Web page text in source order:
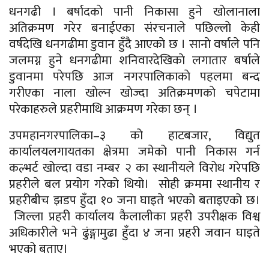
धनगढी । बर्षादकाे पानी निकासा हुने खाेलानाला
अतिक्रमण गरेर बनाईएका संरचनाले पछिल्लाे केही
वर्षदेखि धनगढीमा डुवान हुँदै आएकाे छ । सानाे वर्षाले पनि
जलमग्न हुने धनगढीमा शनिवारदेखिकाे लगातार बर्षाले
डुवानमा परेपछि आज नगरपालिकाकाे पहलमा बन्द
गरीएका नाला खाेल्न खाेज्दा अतिक्रमणकाे चपेटामा
परेकाहरुले प्रहरीमाथि आक्रमण गरेका छन् ।
उपमहानगरपालिका–३ को हाटबजार, विद्युत
कार्यालयलगायतका क्षेत्रमा जमेको पानी निकास गर्न
कल्भर्ट खोल्दा वडा नम्बर २ का स्थानीयले विरोध गरेपछि
प्रहरीले बल प्रयोग गरेको थियो। सोही क्रममा स्थानीय र
प्रहरीबीच झडप हुँदा १० जना घाइते भएको बताइएको छ।
जिल्ला प्रहरी कार्यालय कैलालीका प्रहरी उपरीक्षक विश्व
अधिकारीले भने ढुंङ्गामुढा हुँदा ४ जना प्रहरी जवान घाइते
भएको बताए।